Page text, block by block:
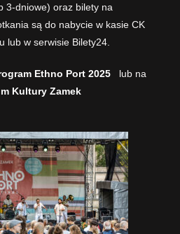
3-dniowe) oraz bilety na
są do nabycie w kasie CK
lub w serwisie Bilety24.
Ethno Port 2025 lub na
Kultury Zamek